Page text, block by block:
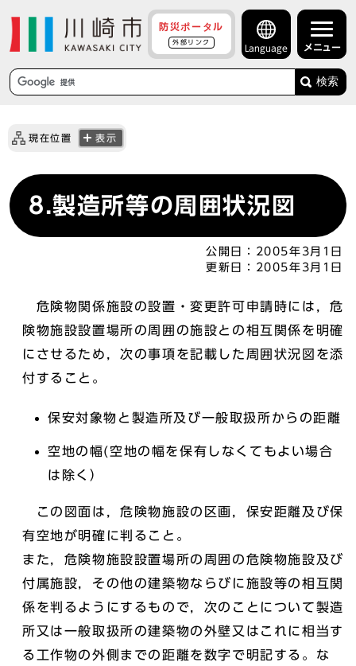
防災ポータル
外部リンク
Language メニュー
検索
現在位置 表示
8.製造所等の周囲状況図
公開日：
2005年3月1日
更新日：
2005年3月1日
危険物関係施設の設置・変更許可申請時には，危
険物施設設置場所の周囲の施設との相互関係を明確
にさせるため，次の事項を記載した周囲状況図を添
付すること。
保安対象物と製造所及び一般取扱所からの距離
空地の幅(空地の幅を保有しなくてもよい場合
は除く）
この図面は，危険物施設の区画，保安距離及び保
有空地が明確に判ること。
また，危険物施設設置場所の周囲の危険物施設及び
付属施設，その他の建築物ならびに施設等の相互関
係を判るようにするもので，次のことについて製造
所又は一般取扱所の建築物の外壁又はこれに相当す
る工作物の外側までの距離を数字で明記する。な